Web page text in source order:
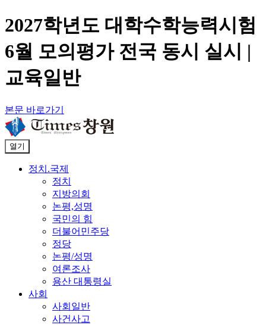
2027학년도 대학수학능력시험
6월 모의평가 전국 동시 실시 |
교육일반
본문 바로가기
열기
정치.국제
정치
지방의회
논평,성명
국민의 힘
더불어민주당
정당
논평/성명
여론조사
용산 대통령실
사회
사회일반
사건사고